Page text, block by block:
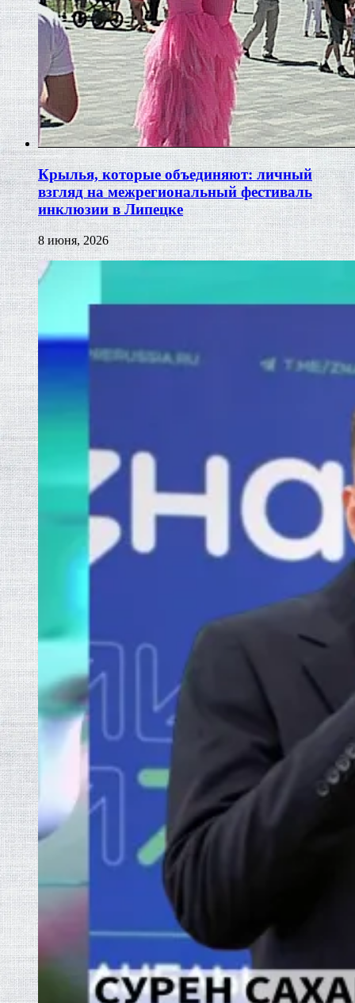
Крылья, которые объединяют: личный
взгляд на межрегиональный фестиваль
инклюзии в Липецке
8 июня, 2026